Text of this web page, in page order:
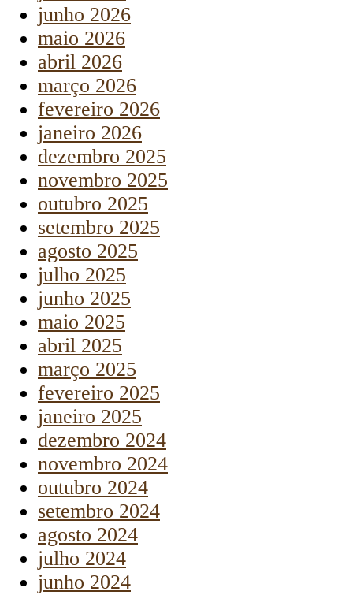
junho 2026
maio 2026
abril 2026
março 2026
fevereiro 2026
janeiro 2026
dezembro 2025
novembro 2025
outubro 2025
setembro 2025
agosto 2025
julho 2025
junho 2025
maio 2025
abril 2025
março 2025
fevereiro 2025
janeiro 2025
dezembro 2024
novembro 2024
outubro 2024
setembro 2024
agosto 2024
julho 2024
junho 2024